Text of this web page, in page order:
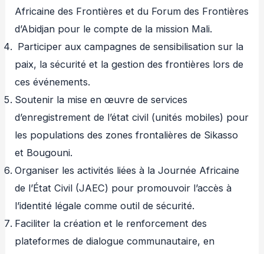
Africaine des Frontières et du Forum des Frontières
d’Abidjan pour le compte de la mission Mali.
Participer aux campagnes de sensibilisation sur la
paix, la sécurité et la gestion des frontières lors de
ces événements.
Soutenir la mise en œuvre de services
d’enregistrement de l’état civil (unités mobiles) pour
les populations des zones frontalières de Sikasso
et Bougouni.
Organiser les activités liées à la Journée Africaine
de l’État Civil (JAEC) pour promouvoir l’accès à
l’identité légale comme outil de sécurité.
Faciliter la création et le renforcement des
plateformes de dialogue communautaire, en